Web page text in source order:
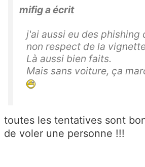
mifig a écrit
j'ai aussi eu des phishing
non respect de la
Là aussi bien faits.
Mais sans voiture, ça
toutes les tentatives sont
de voler une personne !!!